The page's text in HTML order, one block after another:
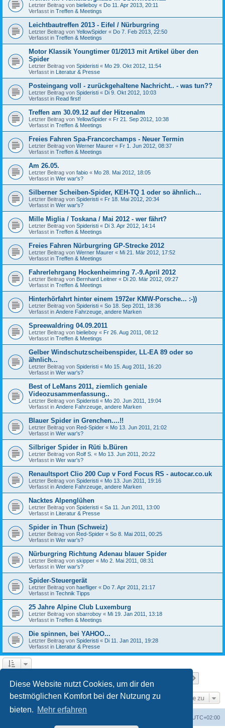
Diese Website nutzt Cookies, um dir den
bestmöglichen Komfort bei der Nutzung zu
bieten. Mehr erfahren
Letzter Beitrag von bielieboy « Do 11. Apr 2013, 20:11
Verfasst in Treffen & Meetings
Leichtbautreffen 2013 - Eifel / Nürburgring
Letzter Beitrag von YellowSpider « Do 7. Feb 2013, 22:50
Verfasst in Treffen & Meetings
Motor Klassik Youngtimer 01/2013 mit Artikel über den
Spider
Letzter Beitrag von Spideristi « Mo 29. Okt 2012, 11:54
Verfasst in Literatur & Presse
Posteingang voll - zurückgehaltene Nachricht.. - was tun??
Letzter Beitrag von Spideristi « Di 9. Okt 2012, 10:03
Verfasst in Read first!
Treffen am 30.09.12 auf der Hitzenalm
Letzter Beitrag von YellowSpider « Fr 21. Sep 2012, 10:38
Verfasst in Treffen & Meetings
Freies Fahren Spa-Francorchamps - Neuer Termin
Letzter Beitrag von Werner Maurer « Fr 1. Jun 2012, 08:37
Verfasst in Treffen & Meetings
Am 26.05.
Letzter Beitrag von fabio « Mo 28. Mai 2012, 18:05
Verfasst in Wer war's?
Silberner Scheiben-Spider, KEH-TQ 1 oder so ähnlich...
Letzter Beitrag von Spideristi « Fr 18. Mai 2012, 20:34
Verfasst in Wer war's?
Mille Miglia / Toskana / Mai 2012 - wer fährt?
Letzter Beitrag von Spideristi « Di 3. Apr 2012, 14:14
Verfasst in Treffen & Meetings
Freies Fahren Nürburgring GP-Strecke 2012
Letzter Beitrag von Werner Maurer « Mi 21. Mär 2012, 17:52
Verfasst in Treffen & Meetings
Fahrerlehrgang Hockenheimring 7.-9.April 2012
Letzter Beitrag von Bernhard Leitner « Di 20. Mär 2012, 09:27
Verfasst in Treffen & Meetings
Hinterhörfahrt hinter einem 1972er KMW-Porsche... :-))
Letzter Beitrag von Spideristi « So 18. Sep 2011, 18:36
Verfasst in Andere Fahrzeuge, andere Marken
Spreewaldring 04.09.2011
Letzter Beitrag von bielieboy « Fr 26. Aug 2011, 08:12
Verfasst in Treffen & Meetings
Gelber Windschutzscheibenspider, LL-EA 89 oder so
ähnlich...
Letzter Beitrag von Spideristi « Mo 15. Aug 2011, 16:20
Verfasst in Wer war's?
Best of LeMans 2011, ziemlich geniale
Videozusammenfassung..
Letzter Beitrag von Spideristi « Mo 20. Jun 2011, 19:04
Verfasst in Andere Fahrzeuge, andere Marken
Blauer Spider in Grenchen....!!
Letzter Beitrag von Red-Spider « Mo 13. Jun 2011, 21:02
Verfasst in Wer war's?
Silbriger Spider in Rüti b.Büren
Letzter Beitrag von Rolf S. « Mo 13. Jun 2011, 20:22
Verfasst in Wer war's?
Renaultsport Clio 200 Cup v Ford Focus RS - autocar.co.uk
Letzter Beitrag von Spideristi « Mo 13. Jun 2011, 19:16
Verfasst in Andere Fahrzeuge, andere Marken
Nacktes Alpenglühen
Letzter Beitrag von Spideristi « Sa 11. Jun 2011, 13:00
Verfasst in Literatur & Presse
Spider in Thun (Schweiz)
Letzter Beitrag von Red-Spider « So 8. Mai 2011, 00:25
Verfasst in Wer war's?
Nürburgring Richtung Adenau blauer Spider
Letzter Beitrag von skipper « Mo 2. Mai 2011, 08:31
Verfasst in Wer war's?
Spider-Steuergerät
Letzter Beitrag von haefliger « Do 7. Apr 2011, 21:17
Verfasst in Technik Tipps
25 Jahre Alpine Club Luxemburg
Letzter Beitrag von sbarroboy « Mi 19. Jan 2011, 13:18
Verfasst in Treffen & Meetings
Die spinnen, bei YAHOO...
Letzter Beitrag von Spideristi « Di 11. Jan 2011, 19:28
Verfasst in Literatur & Presse
Gehe zu
UTC+02:00